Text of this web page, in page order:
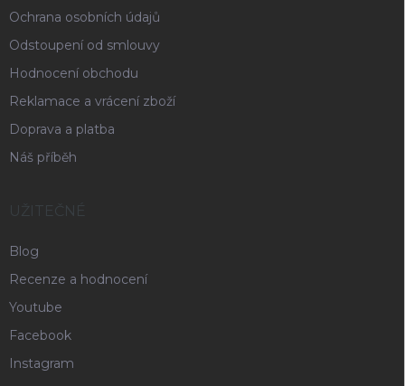
Ochrana osobních údajů
Odstoupení od smlouvy
Hodnocení obchodu
Reklamace a vrácení zboží
Doprava a platba
Náš příběh
UŽITEČNÉ
Blog
Recenze a hodnocení
Youtube
Facebook
Instagram